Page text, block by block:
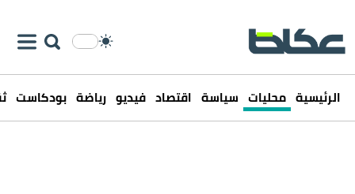
الرئيسية محليات سياسة اقتصاد فيديو رياضة بودكاست